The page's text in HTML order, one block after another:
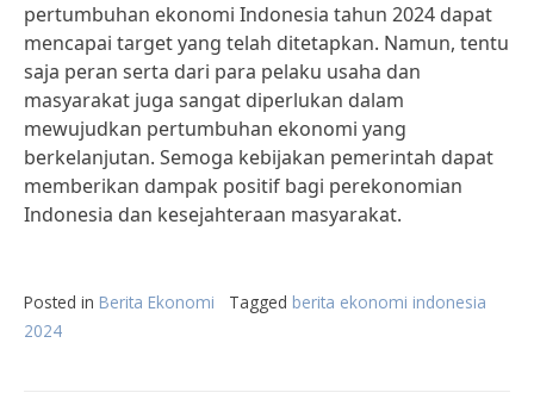
pertumbuhan ekonomi Indonesia tahun 2024 dapat
mencapai target yang telah ditetapkan. Namun, tentu
saja peran serta dari para pelaku usaha dan
masyarakat juga sangat diperlukan dalam
mewujudkan pertumbuhan ekonomi yang
berkelanjutan. Semoga kebijakan pemerintah dapat
memberikan dampak positif bagi perekonomian
Indonesia dan kesejahteraan masyarakat.
Posted in Berita Ekonomi Tagged berita ekonomi indonesia
2024